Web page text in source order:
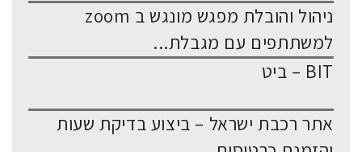
ניהול והובלת מפגש מונגש ב zoom
למשתתפים עם מגבלת...
BIT – ביט
אתר רכבת ישראל – ביצוע בדיקת שעות